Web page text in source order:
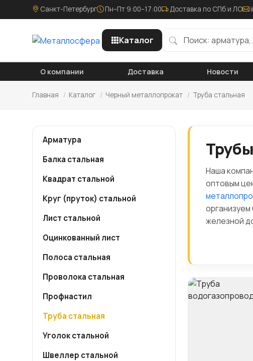
Санкт-Петербург Пн–Пт 9:00–17:00 Доставка по СПб и ЛО
Каталог
О компании Доставка Новости
Главная / Каталог / Черный металлопрокат / Труба стальная
Арматура
Балка стальная
Квадрат стальной
Круг (пруток) стальной
Лист стальной
Оцинкованный лист
Полоса стальная
Проволока стальная
Профнастил
Труба стальная
Уголок стальной
Швеллер стальной
Наша
оптовым
железной